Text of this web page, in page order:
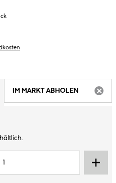
IM MARKT ABHOLEN